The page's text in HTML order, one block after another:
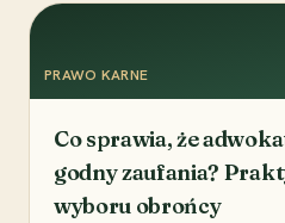
PRAWO KARNE
Co sprawia, że
godny zaufania?
wyboru obrońcy